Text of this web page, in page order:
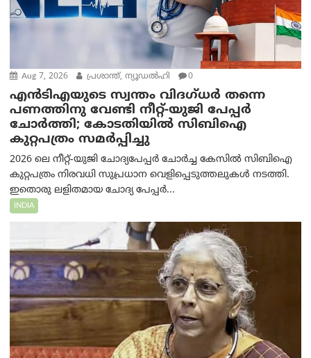
Aug 7, 2026 പ്രശാന്ത്, ന്യൂഡല്‍ഹി 0
എൻ‌ടി‌എയുടെ സ്വന്തം വിദഗ്ധർ തന്നെ
പണത്തിനു വേണ്ടി നീറ്റ്-യു‌ജി പേപ്പർ
ചോർത്തി; കോടതിയില്‍ സിബിഐ
കുറ്റപത്രം സമര്‍പ്പിച്ചു
2026 ലെ നീറ്റ്-യുജി ചോദ്യപേപ്പർ ചോർച്ച കേസിൽ സിബിഐ
കുറ്റപത്രം നിരവധി സുപ്രധാന വെളിപ്പെടുത്തലുകൾ നടത്തി.
ഇതൊരു ലളിതമായ ചോദ്യ പേപ്പർ...
INDIA